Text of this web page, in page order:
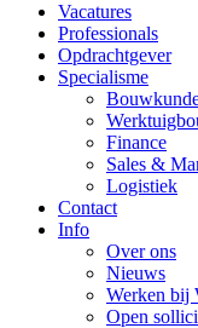
Vacatures
Professionals
Opdrachtgever
Specialisme
Finance
Sales &
Logistiek
Contact
Info
Over ons
Nieuws
Werken bij
Open